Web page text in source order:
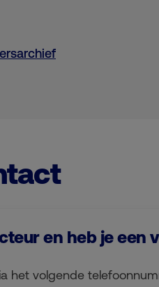
en heb je een
het volgende